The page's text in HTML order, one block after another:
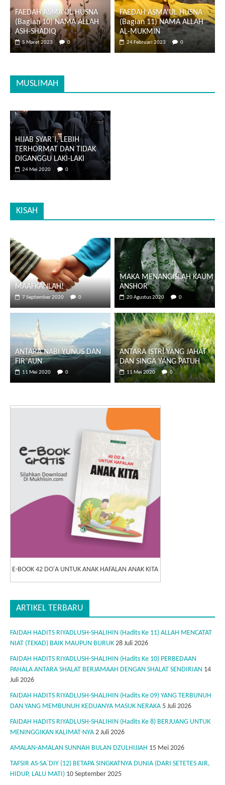
FAEDAH ASMA’UL HUSNA
(Bagian 10) NAMA ALLAH
ASH-SHADIQ
5 Maret 2023 0
FAEDAH ASMA’UL HUSNA
(Bagian 11) NAMA ALLAH
AL-MUKMIN
24 Februari 2023 0
MUSLIMAH
HIJAB SYAR`I, LEBIH
TERHORMAT DAN TIDAK
DIGANGGU LAKI-LAKI
24 Mei 2020 0
KISAH
MAAFKANLAH!
7 September 2020 0
MAKA MENANGISLAH KAUM
ANSHOR
20 Agustus 2020 0
ANTARA NABI YUNUS DAN
FIR`AUN
11 Mei 2020 0
ANTARA ISTRI YANG JAHAT
DAN SINGA YANG PATUH
11 Mei 2020 0
E-BOOK 42 DO'A UNTUK ANAK HAFALAN ANAK KITA
ARTIKEL TERBARU
FAIDAH HADITS RIYADLUSH-SHALIHIN (Hadits Ke 11) ALLAH MENCATAT
NIAT (TEKAD) BAIK MAUPUN BURUK 28 Juli 2026
FAIDAH HADITS RIYADLUSH-SHALIHIN (Hadits Ke 10) PERBEDAAN
PAHALA ANTARA SHALAT BERJAMAAH DENGAN SHALAT SENDIRIAN 14
Juli 2026
FAIDAH HADITS RIYADLUSH-SHALIHIN (Hadits Ke 09) YANG TERBUNUH
DAN YANG MEMBUNUH KEDUANYA MASUK NERAKA 5 Juli 2026
FAIDAH HADITS RIYADLUSH-SHALIHIN (Hadits Ke 8) BERJUANG UNTUK
MENINGGIKAN KALIMAT-NYA 2 Juli 2026
AMALAN-AMALAN SUNNAH BULAN DZULHIJJAH 15 Mei 2026
TAFSIR AS-SA`DIY (12) BETAPA SINGKATNYA DUNIA (DARI SETETES AIR,
HIDUP, LALU MATI) 10 September 2025